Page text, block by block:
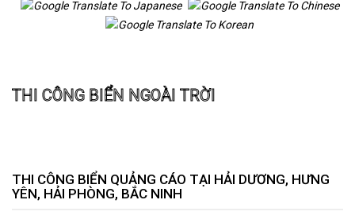
PTC
VOI
DỰ
ÁN
THI CÔNG BIỂN NGOÀI TRỜI
THI CÔNG BIỂN QUẢNG CÁO TẠI HẢI DƯƠNG, HƯNG
YÊN, HẢI PHÒNG, BẮC NINH